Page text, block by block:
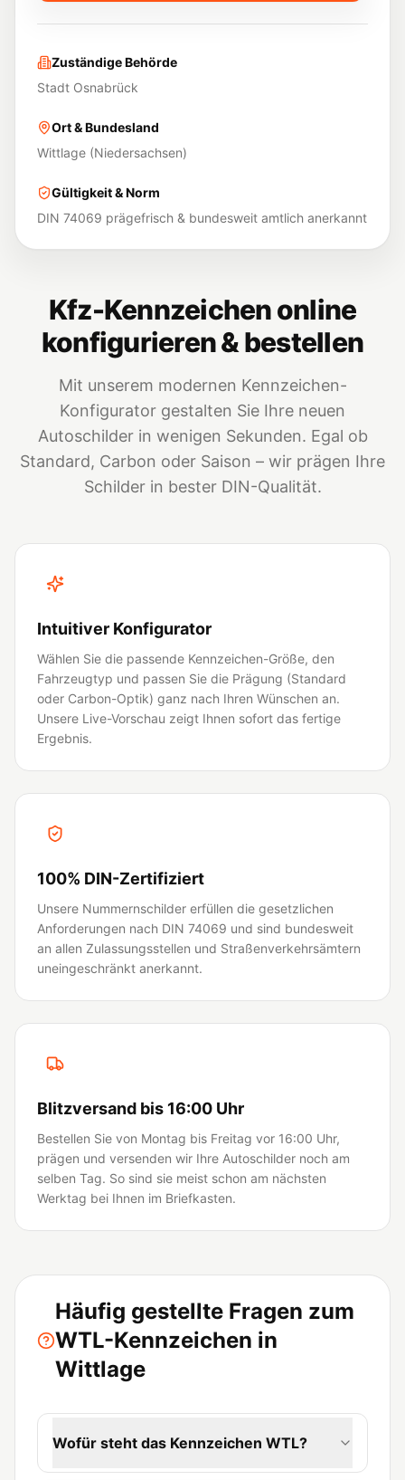
Zuständige Behörde
Stadt Osnabrück
Ort & Bundesland
Wittlage (Niedersachsen)
Gültigkeit & Norm
DIN 74069 prägefrisch & bundesweit amtlich anerkannt
Kfz-Kennzeichen online
konfigurieren & bestellen
Mit unserem modernen Kennzeichen-
Konfigurator gestalten Sie Ihre neuen
Autoschilder in wenigen Sekunden. Egal ob
Standard, Carbon oder Saison – wir prägen Ihre
Schilder in bester DIN-Qualität.
Intuitiver Konfigurator
Wählen Sie die passende Kennzeichen-Größe, den
Fahrzeugtyp und passen Sie die Prägung (Standard
oder Carbon-Optik) ganz nach Ihren Wünschen an.
Unsere Live-Vorschau zeigt Ihnen sofort das fertige
Ergebnis.
100% DIN-Zertifiziert
Unsere Nummernschilder erfüllen die gesetzlichen
Anforderungen nach DIN 74069 und sind bundesweit
an allen Zulassungsstellen und Straßenverkehrsämtern
uneingeschränkt anerkannt.
Blitzversand bis 16:00 Uhr
Bestellen Sie von Montag bis Freitag vor 16:00 Uhr,
prägen und versenden wir Ihre Autoschilder noch am
selben Tag. So sind sie meist schon am nächsten
Werktag bei Ihnen im Briefkasten.
Häufig gestellte Fragen zum
WTL-Kennzeichen in
Wittlage
Wofür steht das Kennzeichen WTL?